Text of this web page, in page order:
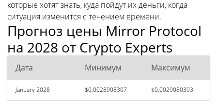
которые хотят знать, куда пойдут их деньги, когда
ситуация изменится с течением времени.
Прогноз цены Mirror Protocol
на 2028 от Crypto Experts
Дата Минимум Максимум
January 2028 $0,0028908307 $0,0029080393